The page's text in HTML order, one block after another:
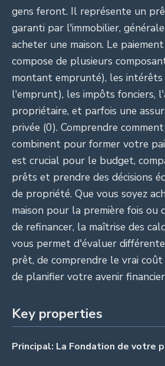
gens feront. Il représente un
garanti par l'immobilier,
acheter une maison. Le
compose de plusieurs
montant emprunté), les
l'emprunt), les impôts fonciers,
propriétaire, et parfois une
privée (0). Comprendre
combinent pour former votre
est crucial pour le budget,
prêts et prendre des décisions
de propriété. Que vous soyez
maison pour la première fois ou
de refinancer, la maîtrise des
vous permet d'évaluer
prêt, de comprendre le vrai
de planifier votre avenir
Key properties
Principal: La Fondation de votre